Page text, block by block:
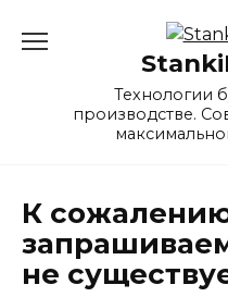
Технологии
производстве.
К
не